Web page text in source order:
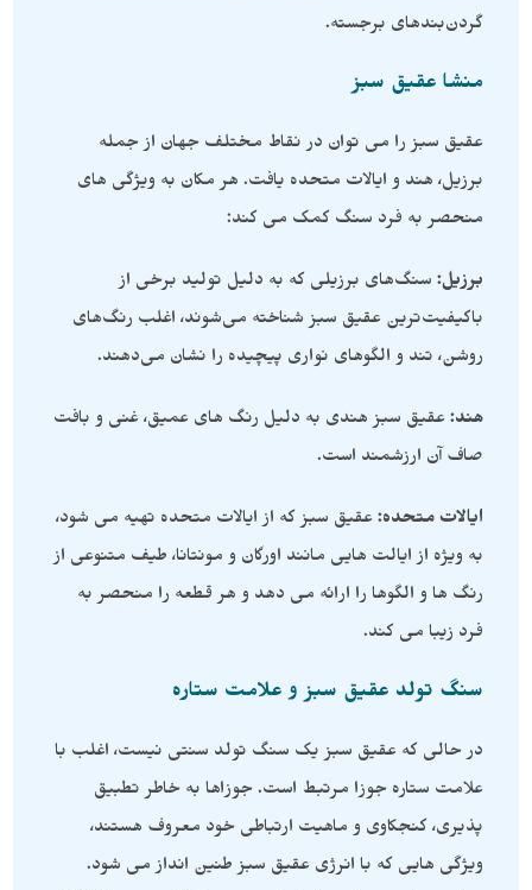
گردن‌بندهای برجسته.
منشا عقیق سبز
عقیق سبز را می توان در نقاط مختلف جهان از جمله
برزیل، هند و ایالات متحده یافت. هر مکان به ویژگی های
منحصر به فرد سنگ کمک می کند:
برزیل: سنگ‌های برزیلی که به دلیل تولید برخی از
باکیفیت‌ترین عقیق سبز شناخته می‌شوند، اغلب رنگ‌های
روشن، تند و الگوهای نواری پیچیده را نشان می‌دهند.
هند: عقیق سبز هندی به دلیل رنگ های عمیق، غنی و بافت
صاف آن ارزشمند است.
ایالات متحده: عقیق سبز که از ایالات متحده تهیه می شود،
به ویژه از ایالت هایی مانند اورگان و مونتانا، طیف متنوعی از
رنگ ها و الگوها را ارائه می دهد و هر قطعه را منحصر به
فرد زیبا می کند.
سنگ تولد عقیق سبز و علامت ستاره
در حالی که عقیق سبز یک سنگ تولد سنتی نیست، اغلب با
علامت ستاره جوزا مرتبط است. جوزاها به خاطر تطبیق
پذیری، کنجکاوی و ماهیت ارتباطی خود معروف هستند،
ویژگی هایی که با انرژی عقیق سبز طنین انداز می شود.